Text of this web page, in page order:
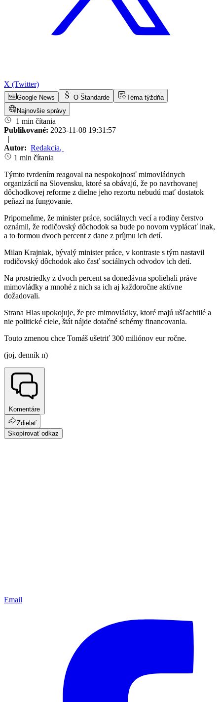
X (Twitter)
Google News O Štandarde
Téma týždňa
Najnovšie správy
1 min čítania
Publikované: 2023-11-08 19:31:57
|
Autor: Redakcia,
1 min čítania
Týmto tvrdením reagoval na nespokojnosť mimovládnych
organizácií na Slovensku, ktoré sa obávajú, že po navrhovanej
dôchodkovej reforme z dielne jeho rezortu nebudú mať dostatok
peňazí na fungovanie.
Pripomeňme, že minister práce, sociálnych vecí a rodiny čerstvo
oznámil, že rodičovský dôchodok sa bude po novom vyplácať inak,
a to formou dvoch percent z dane z príjmu ich detí.
Milan Krajniak, bývalý minister práce, v kontraste s tým nastavil
rodičovský dôchodok ako časť sociálnych odvodov ich detí.
Na prostriedky z dvoch percent sa donedávna spoliehali práve
mimovládky a mnohé z nich sa ich aj každoročne aktívne
dožadovali.
Strana Hlas upokojuje, že pre mimovládky, ktoré majú ušľachtilé a
nie politické ciele, štát nájde dotačné schémy financovania.
Touto zmenou chce Tomáš ušetriť 300 miliónov eur ročne.
(joj, denník n)
Komentáre
Zdielať
Skopírovať odkaz
Email